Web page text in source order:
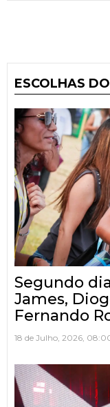
ESCOLHAS
Segundo
James,
Fernando
18 de Julho, 2026,